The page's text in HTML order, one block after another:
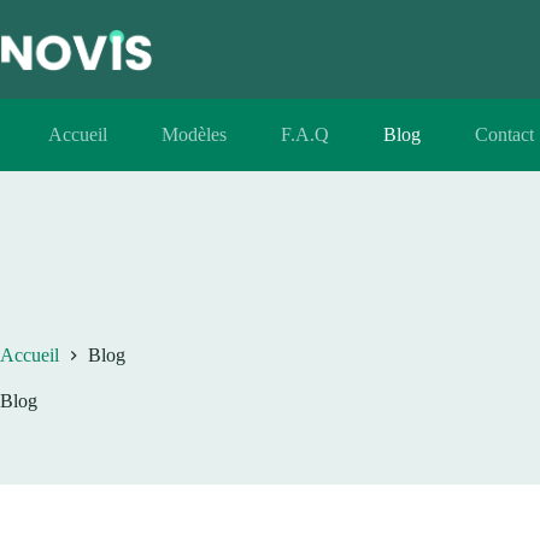
au
contenu
Accueil Modèles F.A.Q Blog Contact
Accueil Blog
Blog